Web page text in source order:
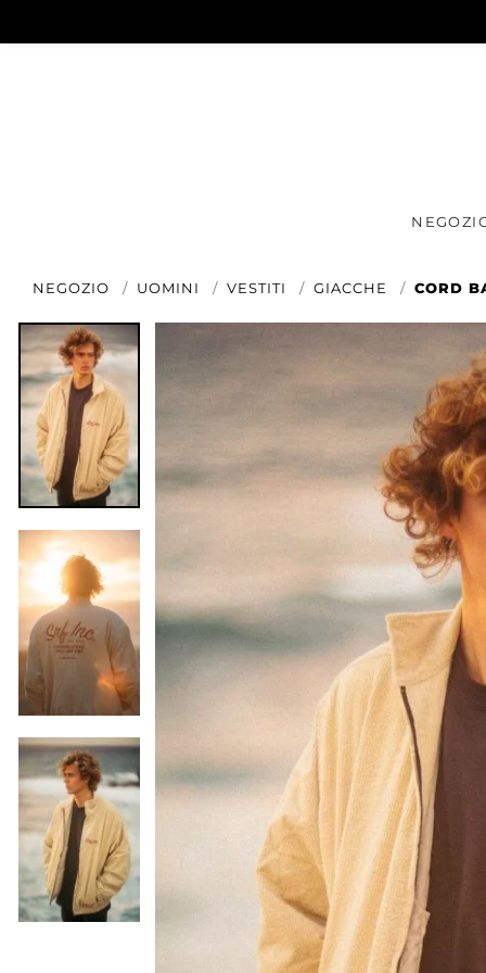
NEGOZIO UOMINI VESTITI GIACCHE CORD
Precedente